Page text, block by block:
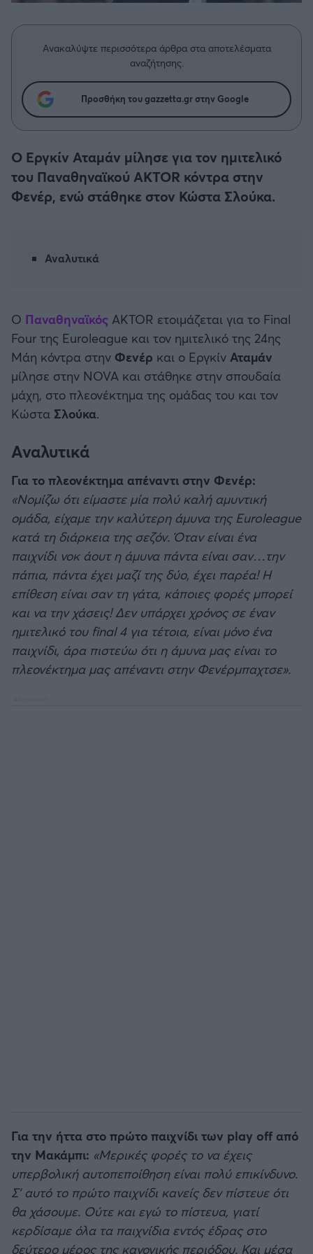
Δημήτρης Τσορμπατζόγλου
Λεβαδειακός
ΟΦΗ
Βόλος
Ατρόμητος Αθηνών
Καλαμάτα
Ηρακλής
Μπαρτσελόνα
Ατλέτικο Μαδρίτης
Μάντσεστερ Γιουνάιτεντ
Μάντσεστερ Σίτι
Λίβερπουλ
Τσέλσι
Μεγάλη μου Αγάπη
Μια Ιστορία από την Πόλη
Ανακαλύψτε περισσότερα άρθρα στα αποτελέσματα
αναζήτησης.
Προσθήκη του gazzetta.gr στην Google
O Eργκίν Αταμάν μίλησε για τον ημιτελικό
του Παναθηναϊκού AKTOR κόντρα στην
Φενέρ, ενώ στάθηκε στον Κώστα Σλούκα.
Αναλυτικά
O Παναθηναϊκός ΑΚΤΟR ετοιμάζεται για το Final
Four της Euroleague και τον ημιτελικό της 24ης
Μάη κόντρα στην Φενέρ και ο Εργκίν Αταμάν
μίλησε στην NOVA και στάθηκε στην σπουδαία
μάχη, στο πλεονέκτημα της ομάδας του και τον
Κώστα Σλούκα.
Αναλυτικά
Για το πλεονέκτημα απέναντι στην Φενέρ:
«Νομίζω ότι είμαστε μία πολύ καλή αμυντική
ομάδα, είχαμε την καλύτερη άμυνα της Euroleague
κατά τη διάρκεια της σεζόν. Όταν είναι ένα
παιχνίδι νοκ άουτ η άμυνα πάντα είναι σαν…την
πάπια, πάντα έχει μαζί της δύο, έχει παρέα! Η
επίθεση είναι σαν τη γάτα, κάποιες φορές μπορεί
και να την χάσεις! Δεν υπάρχει χρόνος σε έναν
ημιτελικό του final 4 για τέτοια, είναι μόνο ένα
παιχνίδι, άρα πιστεύω ότι η άμυνα μας είναι το
πλεονέκτημα μας απέναντι στην Φενέρμπαχτσε».
Για την ήττα στο πρώτο παιχνίδι των play off από
την Μακάμπι: «Μερικές φορές το να έχεις
υπερβολική αυτοπεποίθηση είναι πολύ επικίνδυνο.
Σ’ αυτό το πρώτο παιχνίδι κανείς δεν πίστευε ότι
θα χάσουμε. Ούτε και εγώ το πίστευα, γιατί
κερδίσαμε όλα τα παιχνίδια εντός έδρας στο
δεύτερο μέρος της κανονικής περιόδου. Και μέσα